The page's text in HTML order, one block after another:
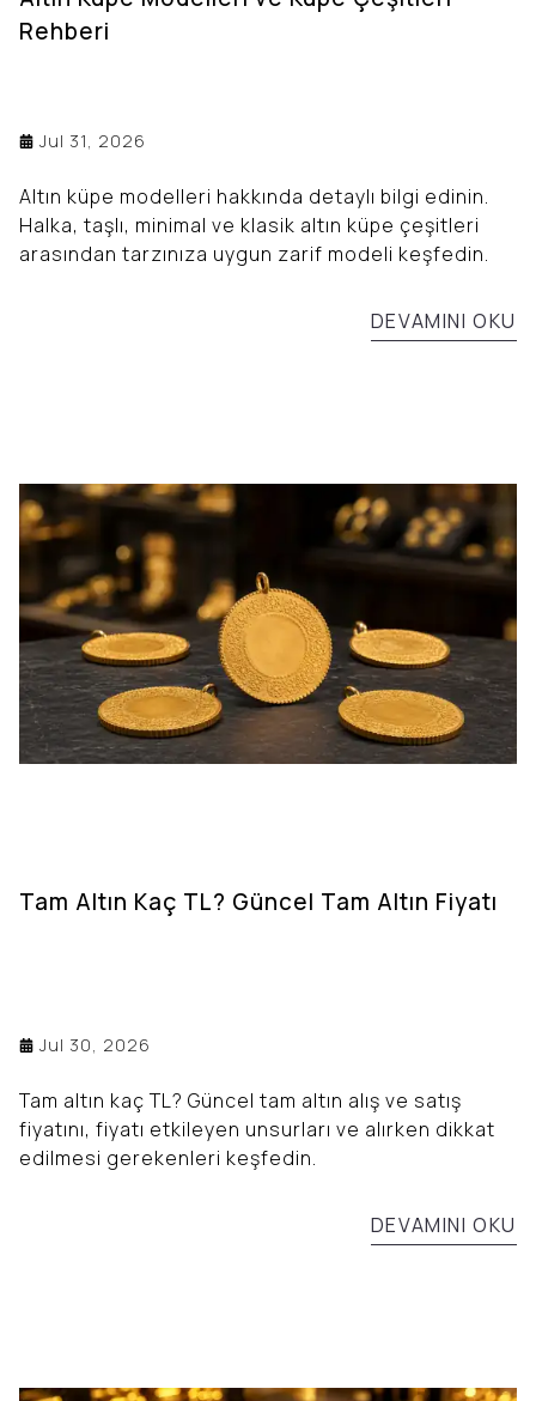
Rehberi
Jul 31, 2026
Altın küpe modelleri hakkında detaylı bilgi edinin.
Halka, taşlı, minimal ve klasik altın küpe çeşitleri
arasından tarzınıza uygun zarif modeli keşfedin.
DEVAMINI OKU
Tam Altın Kaç TL? Güncel Tam Altın Fiyatı
Jul 30, 2026
Tam altın kaç TL? Güncel tam altın alış ve satış
fiyatını, fiyatı etkileyen unsurları ve alırken dikkat
edilmesi gerekenleri keşfedin.
DEVAMINI OKU